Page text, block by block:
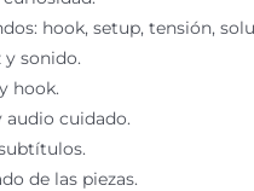
hook, setup, tensión,
y sonido.
hook.
audio cuidado.
de las piezas.